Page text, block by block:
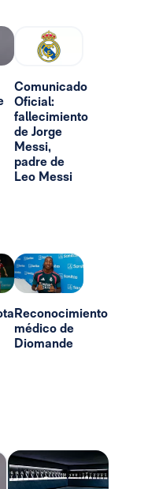
Comunicado
Oficial:
fallecimiento
de Jorge
Messi,
padre de
Leo Messi
Reconocimiento
médico de
Diomande